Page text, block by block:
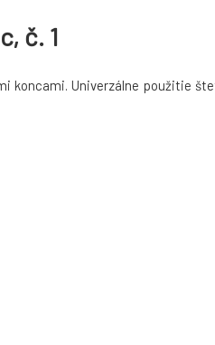
č. 1
koncami. Univerzálne použitie